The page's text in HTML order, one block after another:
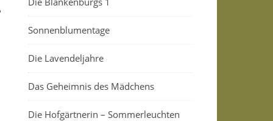
Sonnenblumentage
Die Lavendeljahre
Das Geheimnis des Mädchens
Die Hofgärtnerin – Sommerleuchten